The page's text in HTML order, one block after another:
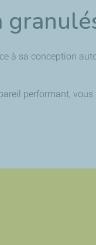
à sa conception
performant,